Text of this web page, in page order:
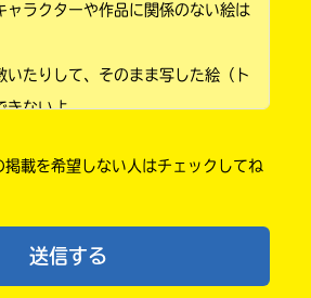
ャラクターや作品に関係のない絵は
いたりして、そのまま写した絵（ト
きないよ。
には紹介されないので、待ってて
つけてね。
載を希望しない人はチェックしてね
送信する